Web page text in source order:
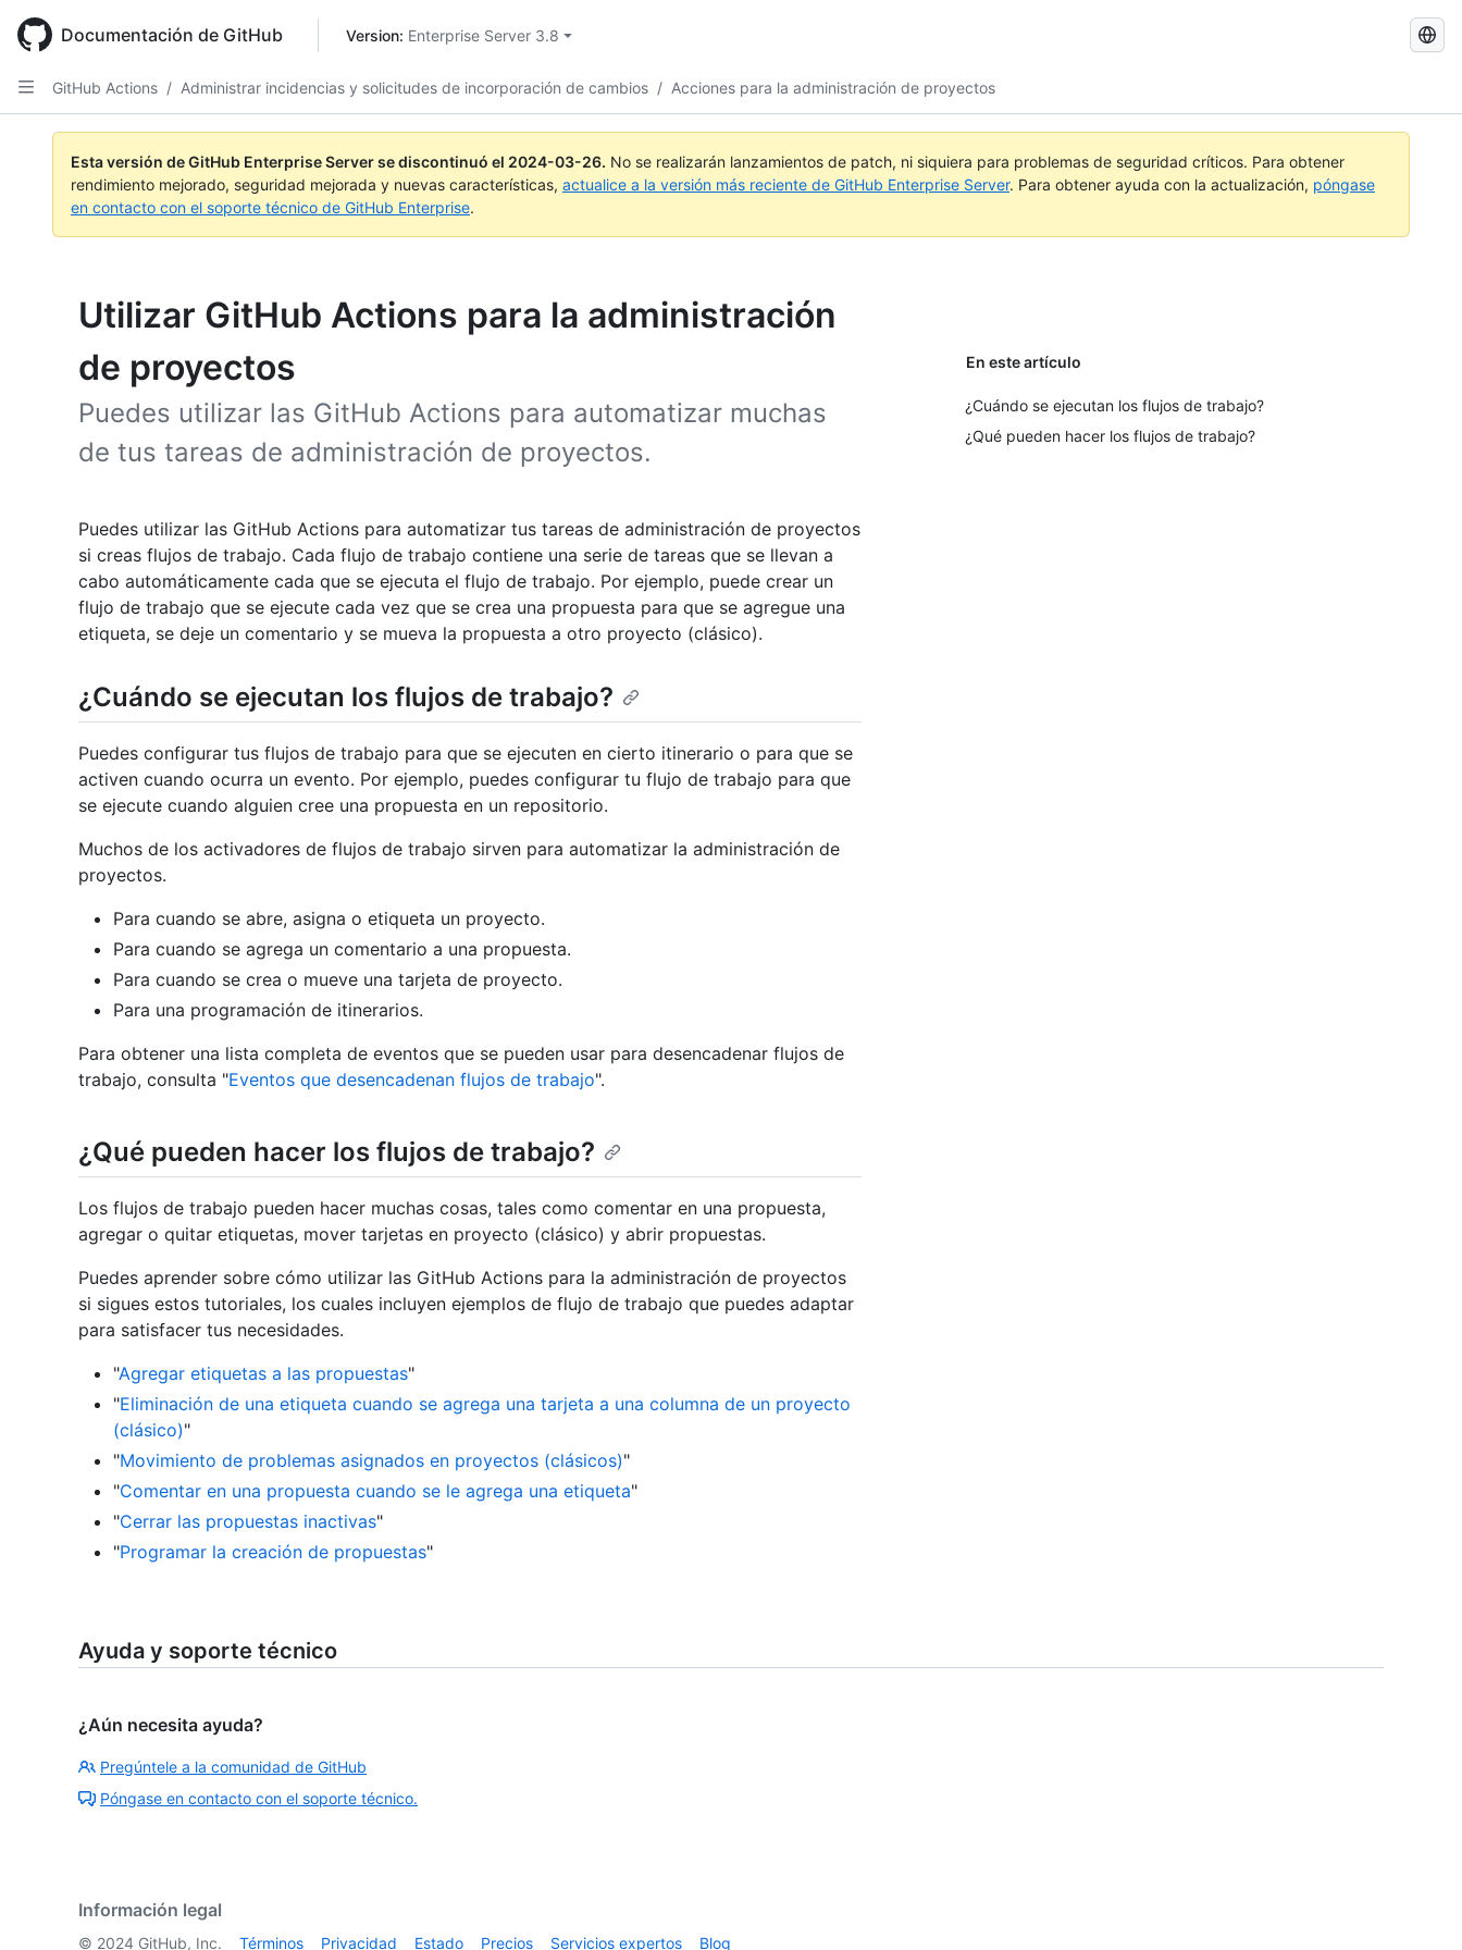
main
content
Documentación de GitHub Version: Enterprise Server 3.8
Buscar
GitHub Actions / Administrar incidencias y solicitudes de incorporación de cambios / Acciones para la administración de proyectos
Esta versión de GitHub Enterprise Server se discontinuó el 2024-03-26. No se realizarán lanzamientos de patch, ni siquiera para problemas de seguridad críticos. Para obtener
rendimiento mejorado, seguridad mejorada y nuevas características, actualice a la versión más reciente de GitHub Enterprise Server. Para obtener ayuda con la actualización, póngase
en contacto con el soporte técnico de GitHub Enterprise.
Utilizar GitHub Actions para la administración
de proyectos
Puedes utilizar las GitHub Actions para automatizar muchas
de tus tareas de administración de proyectos.
En este artículo
¿Cuándo se ejecutan los flujos de trabajo?
¿Qué pueden hacer los flujos de trabajo?
Puedes utilizar las GitHub Actions para automatizar tus tareas de administración de proyectos
si creas flujos de trabajo. Cada flujo de trabajo contiene una serie de tareas que se llevan a
cabo automáticamente cada que se ejecuta el flujo de trabajo. Por ejemplo, puede crear un
flujo de trabajo que se ejecute cada vez que se crea una propuesta para que se agregue una
etiqueta, se deje un comentario y se mueva la propuesta a otro proyecto (clásico).
¿Cuándo se ejecutan los flujos de trabajo?
Puedes configurar tus flujos de trabajo para que se ejecuten en cierto itinerario o para que se
activen cuando ocurra un evento. Por ejemplo, puedes configurar tu flujo de trabajo para que
se ejecute cuando alguien cree una propuesta en un repositorio.
Muchos de los activadores de flujos de trabajo sirven para automatizar la administración de
proyectos.
Para cuando se abre, asigna o etiqueta un proyecto.
Para cuando se agrega un comentario a una propuesta.
Para cuando se crea o mueve una tarjeta de proyecto.
Para una programación de itinerarios.
Para obtener una lista completa de eventos que se pueden usar para desencadenar flujos de
trabajo, consulta "Eventos que desencadenan flujos de trabajo".
¿Qué pueden hacer los flujos de trabajo?
Los flujos de trabajo pueden hacer muchas cosas, tales como comentar en una propuesta,
agregar o quitar etiquetas, mover tarjetas en proyecto (clásico) y abrir propuestas.
Puedes aprender sobre cómo utilizar las GitHub Actions para la administración de proyectos
si sigues estos tutoriales, los cuales incluyen ejemplos de flujo de trabajo que puedes adaptar
para satisfacer tus necesidades.
"Agregar etiquetas a las propuestas"
"Eliminación de una etiqueta cuando se agrega una tarjeta a una columna de un proyecto
(clásico)"
"Movimiento de problemas asignados en proyectos (clásicos)"
"Comentar en una propuesta cuando se le agrega una etiqueta"
"Cerrar las propuestas inactivas"
"Programar la creación de propuestas"
Ayuda y soporte técnico
¿Aún necesita ayuda?
Pregúntele a la comunidad de GitHub
Póngase en contacto con el soporte técnico.
Información legal
© 2024 GitHub, Inc. Términos Privacidad Estado Precios Servicios expertos Blog